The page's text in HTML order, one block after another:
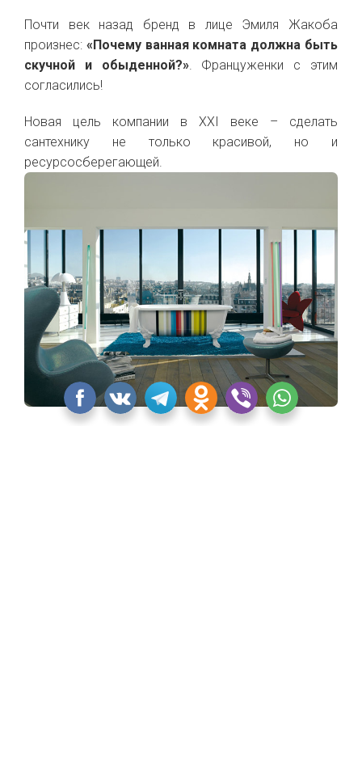
Почти век назад бренд в лице Эмиля Жакоба
произнес: «Почему ванная комната должна быть
скучной и обыденной?». Француженки с этим
согласились!
Новая цель компании в XXI веке – сделать
сантехнику не только красивой, но и
ресурсосберегающей.